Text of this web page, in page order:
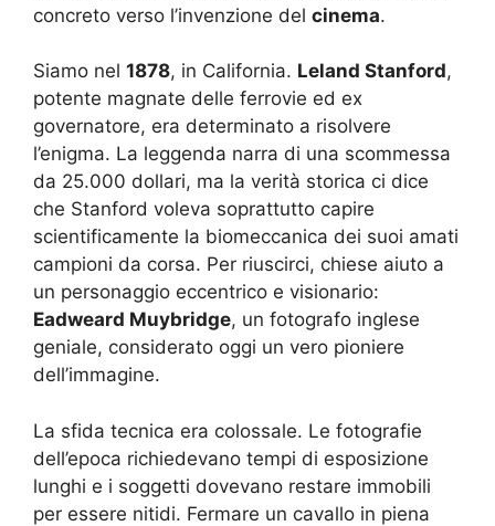
concreto verso l’invenzione del cinema.
Siamo nel 1878, in California. Leland Stanford,
potente magnate delle ferrovie ed ex
governatore, era determinato a risolvere
l’enigma. La leggenda narra di una scommessa
da 25.000 dollari, ma la verità storica ci dice
che Stanford voleva soprattutto capire
scientificamente la biomeccanica dei suoi amati
campioni da corsa. Per riuscirci, chiese aiuto a
un personaggio eccentrico e visionario:
Eadweard Muybridge, un fotografo inglese
geniale, considerato oggi un vero pioniere
dell’immagine.
La sfida tecnica era colossale. Le fotografie
dell’epoca richiedevano tempi di esposizione
lunghi e i soggetti dovevano restare immobili
per essere nitidi. Fermare un cavallo in piena